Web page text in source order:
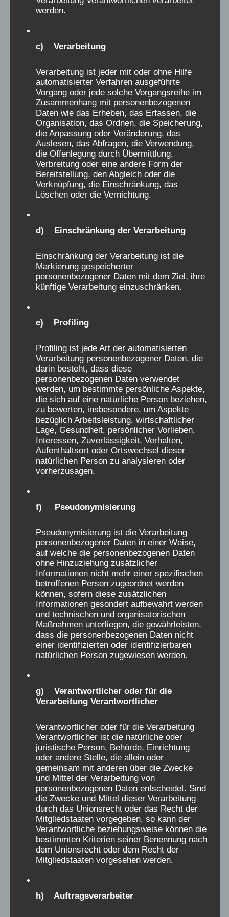
der 60er – 80er Jahre entgegenschallt. Was
seither herausgefunden wurde, ist aber etwas
anderes: Der Alltag in den bisher untersuchten
Gründen, sehr oft und über zahlreiche
Einrichtungen verteilt, schädlich und
traumatisierend. Jede schlimmen Erinnerung
daran muss ernst genommen und ihr muss
nachgegangen werden. Nicht im Kind liegt der
Schlüssel, dass es zu „empfindlich“ war, oder
aus einem schwierigen Elternhaus kam,
sondern in den speziellen Bedingungen des
Heimes, in dem dieses Kind gelitten hat.
Strafbücher, Unterbesetzungs- und
Jugendamtsbeschwerdeakten über den
Mangel an Toiletten, Fachpersonal, das
schlechte Essen, den mangelnden Spielraum,
NS-Reliquien zu Vorstellungen von strafender
Erziehung, in historischen Fachbüchern, sowie
Beschwerdebriefe, und Erinnerungen damals
erwachsener Zeitzeugen, sowie Belege für
pharmazeutische Testungen, zeugen davon,
und belegen, dass die schmerzhaften
Erinnerungen der Verschickungskinder keine
Phantomgespenster sind. Keine positive
Erinnerung kann und darf das relativieren. Das
Forschungsziel muss heute, oft mehr als 50
Jahre nach den Taten, sein, die Ursachen und
Bedingungen dieser Gewalt in den
Einrichtungen der Kinderverschickungen,
objektiv aufzuklären, allen Hintergründen
Anja Röhl, Christiane Dienel, für denAEKV
, dem wissenschaftlichen Begleitverein der
Initiative Verschickungskinder e.V.
Heikeschrieb am03.07.2025
Verschickungsheim:Asthma Kinderheilstätte
Ich war vom 10.8.71 bis zum 21.9.71 im Alter
Bad Reichenhall. (Ich habe heute diese
genauen Daten gefunden) Ich wurde am
Bahnhof von meinen Eltern abgegeben und in
den Zug gesetzt. ich erinnere mich nicht mehr
an die Zugfahrt, aber sehr genau an das
Gefühl alleine und verloren zu sein. Dann gab
es 6 Wochen keinen Kontakt mehr zu meinen
Eltern, nicht mal ein Telefonat. Ich habe
Bruchstückhafte Erinnerungen und würde
mich gerne an mehr erinnern. Das Gefühl zu
diesen 6 Wochen ist furchtbar. Es gab einen
viele Kinder. Es wurde geschimpft,
geschlagen und damit gedroht, dass wir nicht
werden.
c) Verarbeitung
Verarbeitung ist jeder mit oder ohne Hilfe
automatisierter Verfahren ausgeführte
Vorgang oder jede solche Vorgangsreihe im
Zusammenhang mit personenbezogenen
Daten wie das Erheben, das Erfassen, die
Organisation, das Ordnen, die Speicherung,
die Anpassung oder Veränderung, das
Auslesen, das Abfragen, die Verwendung,
die Offenlegung durch Übermittlung,
Verbreitung oder eine andere Form der
Bereitstellung, den Abgleich oder die
Verknüpfung, die Einschränkung, das
Löschen oder die Vernichtung.
d) Einschränkung der Verarbeitung
Einschränkung der Verarbeitung ist die
Markierung gespeicherter
personenbezogener Daten mit dem Ziel, ihre
künftige Verarbeitung einzuschränken.
e) Profiling
Profiling ist jede Art der automatisierten
Verarbeitung personenbezogener Daten, die
darin besteht, dass diese
personenbezogenen Daten verwendet
werden, um bestimmte persönliche Aspekte,
die sich auf eine natürliche Person beziehen,
zu bewerten, insbesondere, um Aspekte
bezüglich Arbeitsleistung, wirtschaftlicher
Lage, Gesundheit, persönlicher Vorlieben,
Interessen, Zuverlässigkeit, Verhalten,
Aufenthaltsort oder Ortswechsel dieser
natürlichen Person zu analysieren oder
vorherzusagen.
f) Pseudonymisierung
Pseudonymisierung ist die Verarbeitung
personenbezogener Daten in einer Weise,
auf welche die personenbezogenen Daten
ohne Hinzuziehung zusätzlicher
Informationen nicht mehr einer spezifischen
betroffenen Person zugeordnet werden
können, sofern diese zusätzlichen
Informationen gesondert aufbewahrt werden
und technischen und organisatorischen
Maßnahmen unterliegen, die gewährleisten,
dass die personenbezogenen Daten nicht
einer identifizierten oder identifizierbaren
natürlichen Person zugewiesen werden.
g) Verantwortlicher oder für die
Verarbeitung Verantwortlicher
Verantwortlicher oder für die Verarbeitung
Verantwortlicher ist die natürliche oder
juristische Person, Behörde, Einrichtung
oder andere Stelle, die allein oder
gemeinsam mit anderen über die Zwecke
und Mittel der Verarbeitung von
personenbezogenen Daten entscheidet. Sind
die Zwecke und Mittel dieser Verarbeitung
durch das Unionsrecht oder das Recht der
Mitgliedstaaten vorgegeben, so kann der
Verantwortliche beziehungsweise können die
bestimmten Kriterien seiner Benennung nach
dem Unionsrecht oder dem Recht der
Mitgliedstaaten vorgesehen werden.
h) Auftragsverarbeiter